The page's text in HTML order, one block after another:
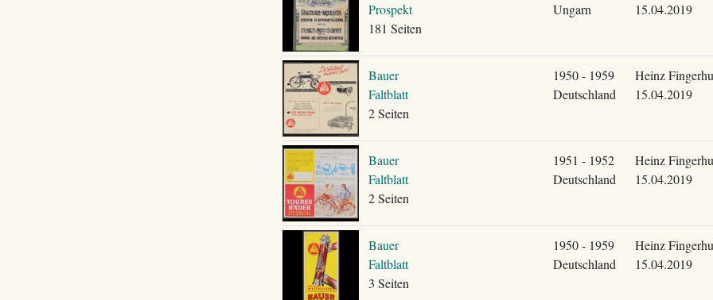
Prospekt
181 Seiten
Ungarn
15.04.2019
Bauer
Faltblatt
2 Seiten
1950 - 1959
Deutschland
Heinz
15.04.2019
Bauer
Faltblatt
2 Seiten
1951 - 1952
Deutschland
Heinz
15.04.2019
Bauer
Faltblatt
3 Seiten
1950 - 1959
Deutschland
Heinz
15.04.2019